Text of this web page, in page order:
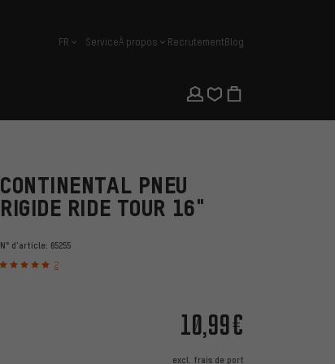
français
FR ServiceÀ propos RecrutementBlog
CONTINENTAL PNEU
RIGIDE RIDE TOUR 16"
N° d'article: 65255
2
10,99€
excl. frais de port